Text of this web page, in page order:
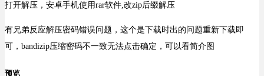
打开解压，安卓手机使用rar软件,改zip后缀解压
有兄弟反应解压密码错误问题，这个是下载时出的问题重新下载即
可，bandizip压缩密码不一致无法点击确定，可以看简介图
预览